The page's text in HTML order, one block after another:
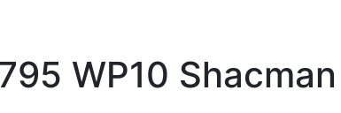
WP10 Shacman